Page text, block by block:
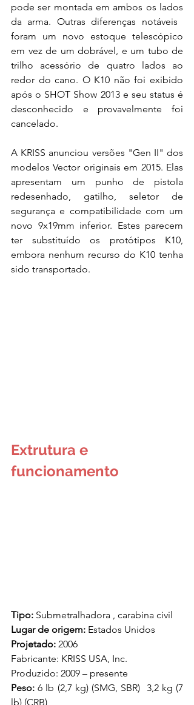
pode ser montada em ambos os lados
da arma. Outras diferenças notáveis ​​
foram um novo estoque telescópico
em vez de um dobrável, e um tubo de
trilho acessório de quatro lados ao
redor do cano. O K10 não foi exibido
após o SHOT Show 2013 e seu status é
desconhecido e provavelmente foi
cancelado.
A KRISS anunciou versões "Gen II" dos
modelos Vector originais em 2015. Elas
apresentam um punho de pistola
redesenhado, gatilho, seletor de
segurança e compatibilidade com um
novo 9x19mm inferior. Estes parecem
ter substituído os protótipos K10,
embora nenhum recurso do K10 tenha
sido transportado.
Extrutura e
funcionamento
Tipo: Submetralhadora , carabina civil
Lugar de origem: Estados Unidos
Projetado: 2006
Fabricante: KRISS USA, Inc.
Produzido: 2009 – presente
Peso: 6 lb (2,7 kg) (SMG, SBR)  3,2 kg (7
lb) (CRB)